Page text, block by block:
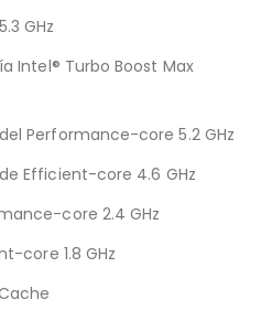
GHz
Intel® Turbo Boost Max
Performance-core 5.2 GHz
Efficient-core 4.6 GHz
core 2.4 GHz
core 1.8 GHz